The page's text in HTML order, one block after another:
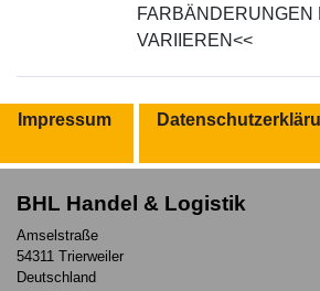
FARBÄNDERUNGEN
VARIIEREN<<
Impressum
BHL Handel & Logistik
Amselstraße
54311 Trierweiler
Deutschland